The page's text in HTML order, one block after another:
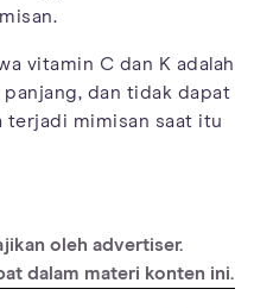
vitamin C dan K adalah
dan tidak dapat
terjadi mimisan saat itu
oleh advertiser.
dalam materi konten ini.